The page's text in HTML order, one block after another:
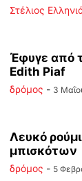
Στέλιος
Έφυγε από
Edith Piaf
δρόμος - 3
Λευκό
μπισκότων
δρόμος - 5